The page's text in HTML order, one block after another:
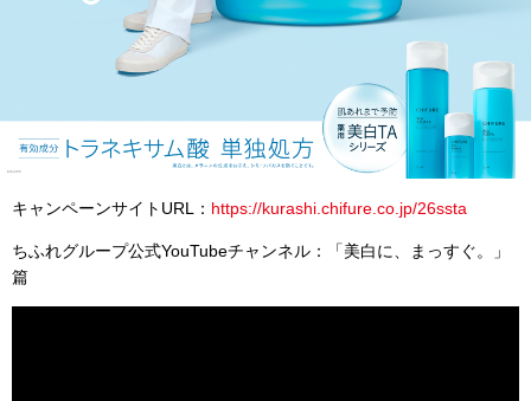
キャンペーンサイトURL： https://kurashi.chifure.co.jp/26ssta
ちふれグループ公式YouTubeチャンネル：「美白に、まっすぐ。」
篇